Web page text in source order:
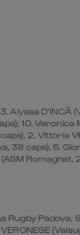
⁠Alyssa D’INCÀ
10.⁠ ⁠Veronica
2.⁠ ⁠Vittoria
38 caps), 5.⁠
Romagnat,
Rugby Padova,